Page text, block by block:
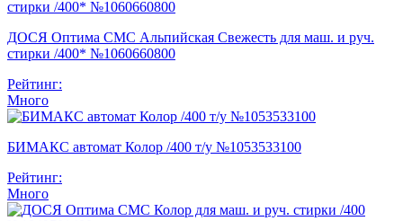
ДОСЯ Оптима СМС Альпийская Свежесть для маш. и руч.
стирки /400* №1060660800
Рейтинг:
Много
БИМАКС автомат Колор /400 т/у №1053533100
Рейтинг:
Много